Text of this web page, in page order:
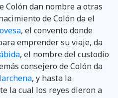
Colón dan nombre a otras
de Colón da el
, el convento donde
emprender su viaje, da
, el nombre del custodio
consejero de Colón da
, y hasta la
la cual los reyes dieron a